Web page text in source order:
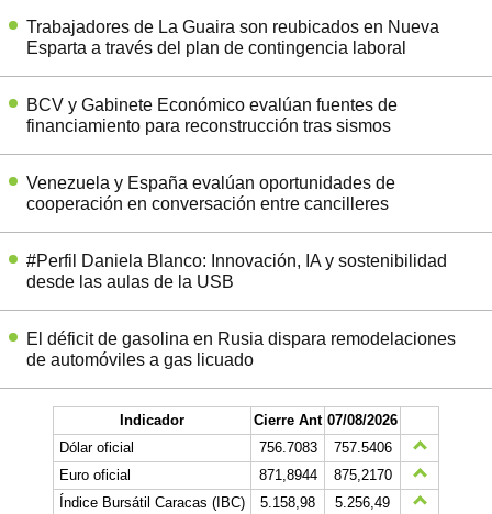
Trabajadores de La Guaira son reubicados en Nueva
Esparta a través del plan de contingencia laboral
BCV y Gabinete Económico evalúan fuentes de
financiamiento para reconstrucción tras sismos
Venezuela y España evalúan oportunidades de
cooperación en conversación entre cancilleres
#Perfil Daniela Blanco: Innovación, IA y sostenibilidad
desde las aulas de la USB
El déficit de gasolina en Rusia dispara remodelaciones
de automóviles a gas licuado
Indicador Cierre Ant 07/08/2026
Dólar oficial
756.7083
757.5406
Euro oficial
871,8944
875,2170
Índice Bursátil Caracas (IBC)
5.158,98
5.256,49